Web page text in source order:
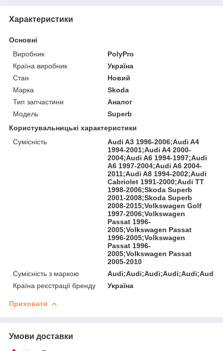
Характеристики
Основні
Виробник
PolyPro
Країна виробник
Україна
Стан
Новий
Марка
Skoda
Тип запчастини
Аналог
Модель
Superb
Користувальницькі характеристики
Сумісність
Audi A3 1996-2006;Audi A4
1994-2001;Audi A4 2000-
2004;Audi A6 1994-1997;Audi
A6 1997-2004;Audi A6 2004-
2011;Audi A8 1994-2002;Audi
Cabriolet 1991-2000;Audi TT
1998-2006;Skoda Superb
2001-2008;Skoda Superb
2008-2015;Volkswagen Golf
1997-2006;Volkswagen
Passat 1996-
2005;Volkswagen Passat
1996-2005;Volkswagen
Passat 1996-
2005;Volkswagen Passat
2005-2010
Сумісність з маркою
Країна реєстрації бренду
Україна
Приховати
Умови доставки